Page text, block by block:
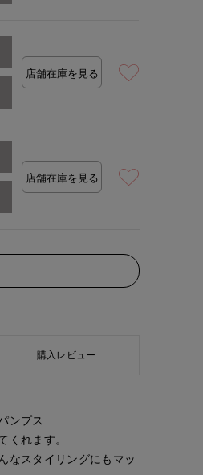
店舗在庫を見る
店舗在庫を見る
購入レビュー
ンプス
くれます。
なスタイリングにもマッ